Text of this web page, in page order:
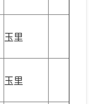
玉里
玉里